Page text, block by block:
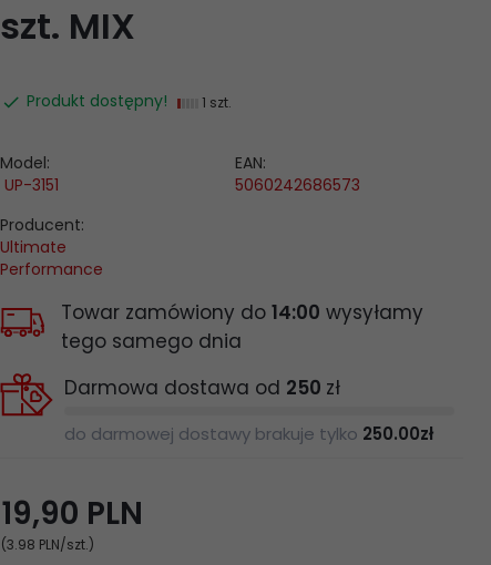
szt. MIX
Produkt dostępny! 1 szt.
Model:
UP-3151
EAN:
5060242686573
Producent:
Ultimate
Performance
Towar zamówiony do 14:00 wysyłamy
tego samego dnia
Darmowa dostawa od 250 zł
do darmowej dostawy brakuje tylko 250.00zł
19,90 PLN
(3.98 PLN/szt.)